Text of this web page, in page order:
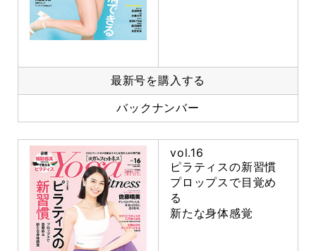
最新号を購入する
バックナンバー
vol.16
ピラティスの新習慣
プロップスで目覚め
る
新たな身体感覚